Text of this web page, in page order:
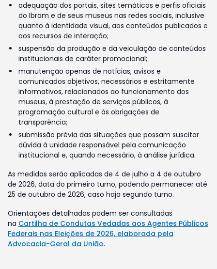
adequação dos portais, sites temáticos e perfis oficiais
do Ibram e de seus museus nas redes sociais, inclusive
quanto à identidade visual, aos conteúdos publicados e
aos recursos de interação;
suspensão da produção e da veiculação de conteúdos
institucionais de caráter promocional;
manutenção apenas de notícias, avisos e
comunicados objetivos, necessários e estritamente
informativos, relacionados ao funcionamento dos
museus, à prestação de serviços públicos, à
programação cultural e às obrigações de
transparência;
submissão prévia das situações que possam suscitar
dúvida à unidade responsável pela comunicação
institucional e, quando necessário, à análise jurídica.
As medidas serão aplicadas de 4 de julho a 4 de outubro
de 2026, data do primeiro turno, podendo permanecer até
25 de outubro de 2026, caso haja segundo turno.
Orientações detalhadas podem ser consultadas
na Cartilha de Condutas Vedadas aos Agentes Públicos
Federais nas Eleições de 2026, elaborada pela
Advocacia-Geral da União.